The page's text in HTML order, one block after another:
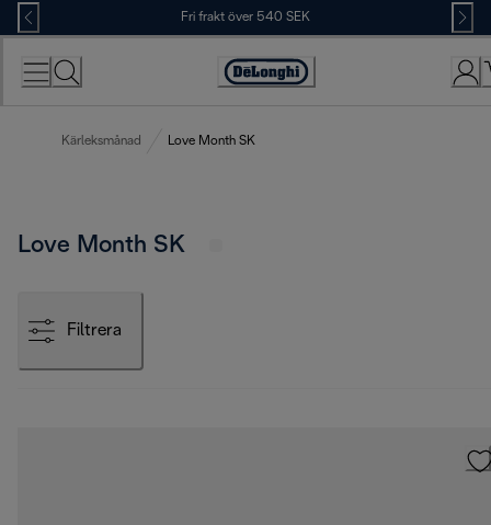
Skip
to
Content
Fri frakt över 540 SEK
Accessibility
Kärleksmånad Love Month SK
Love Month SK
Filtrera